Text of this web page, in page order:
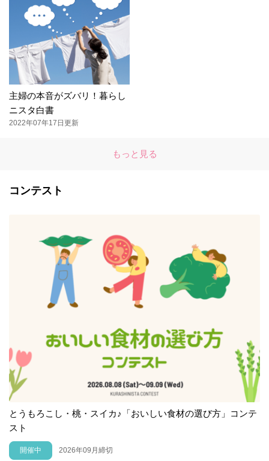
主婦の本音がズバリ！暮らし
ニスタ白書
2022年07年17日更新
もっと見る
コンテスト
とうもろこし・桃・スイカ♪「おいしい食材の選び方」コンテ
スト
開催中 2026年09月締切